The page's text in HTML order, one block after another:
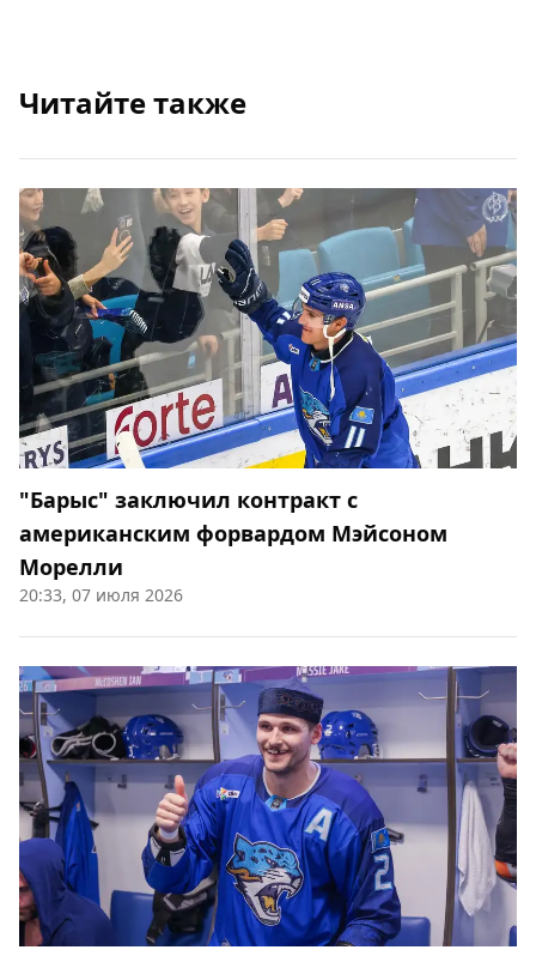
Читайте также
"Барыс" заключил контракт с
американским форвардом Мэйсоном
Морелли
20:33, 07 июля 2026